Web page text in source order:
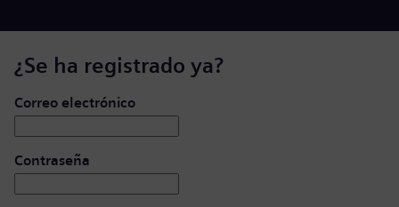
¿Se ha registrado ya?
Iniciar de sesión: usuario y contraseña
Correo electrónico
Contraseña